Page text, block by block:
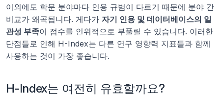
이외에도 학문 분야마다 인용 규범이 다르기 때문에 분야 간
비교가 왜곡됩니다. 게다가 자기 인용 및 데이터베이스의 일
관성 부족이 점수를 인위적으로 부풀릴 수 있습니다. 이러한
단점들로 인해 H-Index는 다른 연구 영향력 지표들과 함께
사용하는 것이 가장 좋습니다.
H-Index는 여전히 유효할까요?